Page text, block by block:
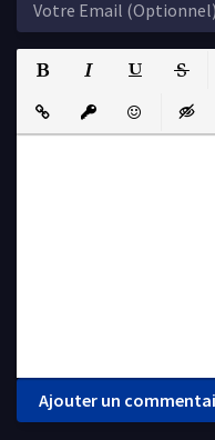
Insert LinkInsert protected link
EmoticonsInsert
Ajouter un